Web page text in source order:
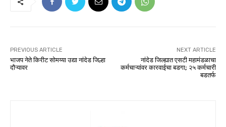
PREVIOUS ARTICLE
भाजप नेते किरीट सोमय्या उद्या नांदेड जिल्हा
दौऱ्यावर
NEXT ARTICLE
नांदेड जिल्ह्यात एसटी महामंडळाचा
कर्मचाऱ्यांवर कारवाईचा बडगा; २५ कर्मचारी
बडतर्फ